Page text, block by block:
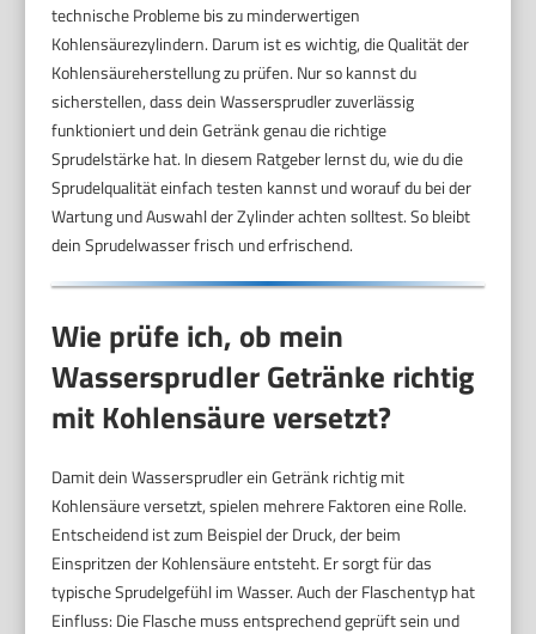
technische Probleme bis zu minderwertigen
Kohlensäurezylindern. Darum ist es wichtig, die Qualität der
Kohlensäureherstellung zu prüfen. Nur so kannst du
sicherstellen, dass dein Wassersprudler zuverlässig
funktioniert und dein Getränk genau die richtige
Sprudelstärke hat. In diesem Ratgeber lernst du, wie du die
Sprudelqualität einfach testen kannst und worauf du bei der
Wartung und Auswahl der Zylinder achten solltest. So bleibt
dein Sprudelwasser frisch und erfrischend.
Wie prüfe ich, ob mein
Wassersprudler Getränke richtig
mit Kohlensäure versetzt?
Damit dein Wassersprudler ein Getränk richtig mit
Kohlensäure versetzt, spielen mehrere Faktoren eine Rolle.
Entscheidend ist zum Beispiel der Druck, der beim
Einspritzen der Kohlensäure entsteht. Er sorgt für das
typische Sprudelgefühl im Wasser. Auch der Flaschentyp hat
Einfluss: Die Flasche muss entsprechend geprüft sein und